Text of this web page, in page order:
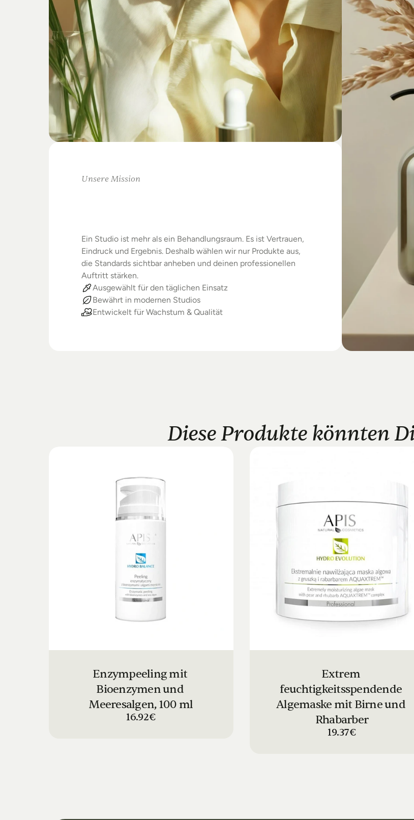
Unsere Mission
Ein Studio ist mehr als ein Behandlungsraum. Es ist Vertrauen,
Eindruck und Ergebnis. Deshalb wählen wir nur Produkte aus,
die Standards sichtbar anheben und deinen professionellen
Auftritt stärken.
Ausgewählt für den täglichen Einsatz
Bewährt in modernen Studios
Entwickelt für Wachstum & Qualität
Diese Produkte könnten
Enzympeeling mit
Bioenzymen und
Meeresalgen, 100 ml
16.92€
Extrem
feuchtigkeitsspendende
Algemaske mit Birne und
Rhabarber
19.37€